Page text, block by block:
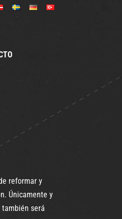
reformar y
Únicamente y
será